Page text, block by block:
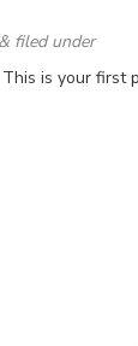
& filed under
is your